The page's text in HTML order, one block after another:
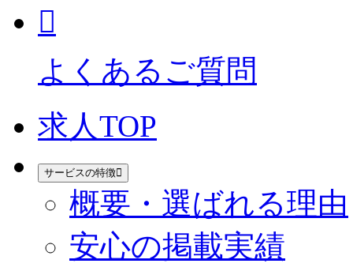
よくあるご質問
求人TOP
サービスの特徴
概要・選ばれる理由
安心の掲載実績